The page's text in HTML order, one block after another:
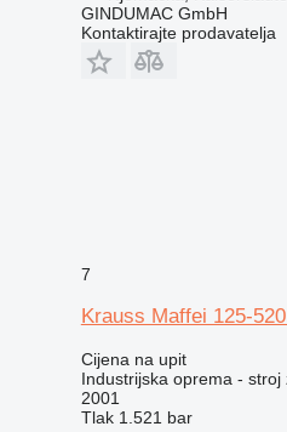
GINDUMAC GmbH
Kontaktirajte prodavatelja
7
Krauss Maffei 125-
Cijena na upit
Industrijska oprema -
2001
Tlak 1.521 bar